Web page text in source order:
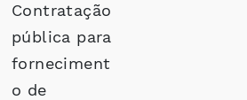
Contratação
pública para
forneciment
o de